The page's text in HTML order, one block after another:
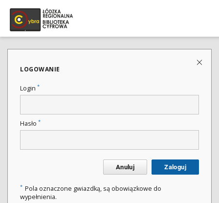
LOGOWANIE
Login *
Hasło *
Anuluj Zaloguj
* Pola oznaczone gwiazdką, są obowiązkowe do
wypełnienia.